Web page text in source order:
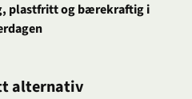
plastfritt og bærekraftig i
alternativ